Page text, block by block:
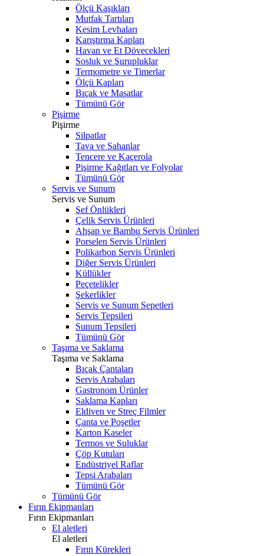
Ölçü Kaşıkları
Mutfak Tartıları
Kesim Levhaları
Karıştırma Kapları
Havan ve Et Dövecekleri
Sosluk ve Şurupluklar
Termometre ve Timerlar
Ölçü Kapları
Bıçak ve Masatlar
Tümünü Gör
Pişirme
Pişirme
Silpatlar
Tava ve Sahanlar
Tencere ve Kaçerola
Pişirme Kağıtları ve Folyolar
Tümünü Gör
Servis ve Sunum
Servis ve Sunum
Şef Önlükleri
Çelik Servis Ürünleri
Ahşap ve Bambu Servis Ürünleri
Porselen Servis Ürünleri
Polikarbon Servis Ürünleri
Diğer Servis Ürünleri
Küllükler
Peçetelikler
Şekerlikler
Servis ve Sunum Sepetleri
Servis Tepsileri
Sunum Tepsileri
Tümünü Gör
Taşıma ve Saklama
Taşıma ve Saklama
Bıçak Çantaları
Servis Arabaları
Gastronom Ürünler
Saklama Kapları
Eldiven ve Streç Filmler
Çanta ve Poşetler
Karton Kaseler
Termos ve Suluklar
Çöp Kutuları
Endüstriyel Raflar
Tepsi Arabaları
Tümünü Gör
Tümünü Gör
Fırın Ekipmanları
Fırın Ekipmanları
El aletleri
El aletleri
Fırın Kürekleri